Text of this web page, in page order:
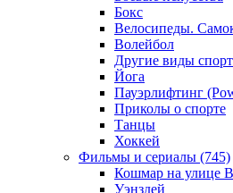
Бокс
Велосипеды.
Волейбол
Другие виды
Йога
Пауэрлифтинг
Приколы о спорте
Танцы
Хоккей
Фильмы и сериалы (745)
Кошмар на улице
Уэнздей